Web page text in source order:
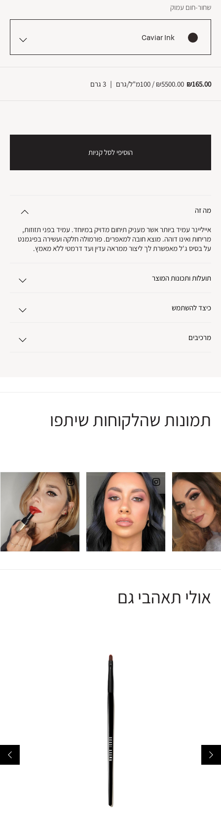
שחור-חום עמוק
Caviar Ink
₪165.00 ₪5500.00 / 100מ"ל/גרם | 3 גרם
הוסיפי לסל קניות
מה זה
אייליינר עמיד ביותר אשר מעניק תיחום מדויק במיוחד. עמיד בפני תזוזות,
מריחות ואינו דוהה. מוצא חובה למאפרים. פורמולה חלקה ועשירה בפיגמנט
על בסיס ג'ל מאפשרת לך ליצור ממראה עדין ועד דרמטי ללא מאמץ.
תועלות ותכונות המוצר
כיצד להשתמש
מרכיבים
תמונות שהלקוחות שיתפו
אולי תאהבי גם